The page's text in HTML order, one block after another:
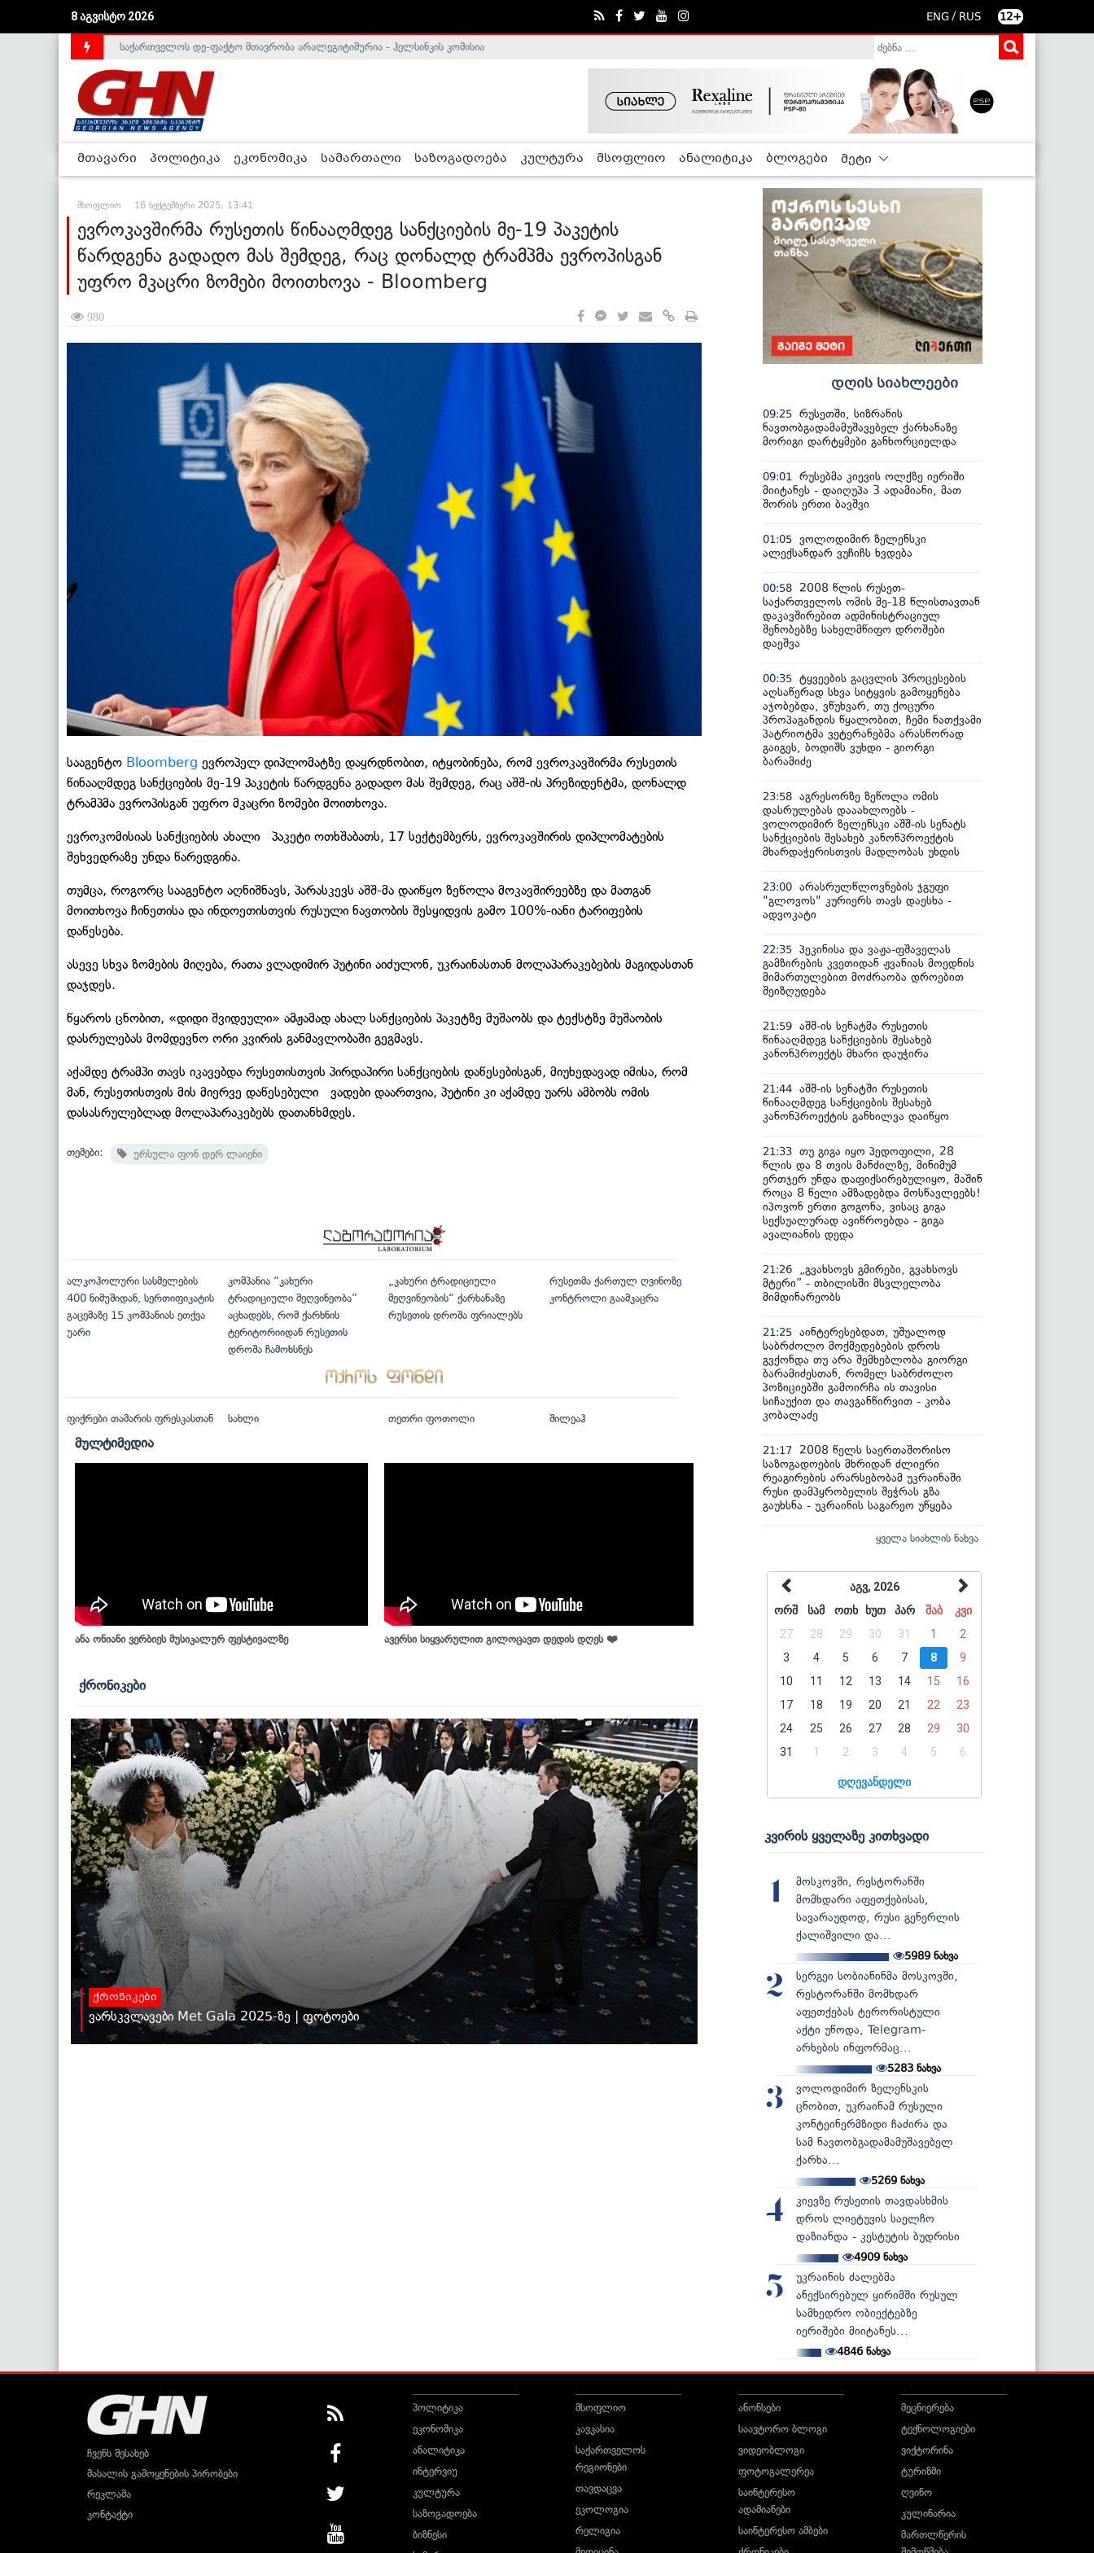
8 აგვისტო 2026 ENG / RUS 12+
ლიეტუვაში საქართველოს ელჩი, სალომე შაფაქიძე გადადგა
საქართველოს დე-ფაქტო მთავრობა არალეგიტიმურია - ჰელსინკის კომისია
მთავარი პოლიტიკა ეკონომიკა სამართალი საზოგადოება კულტურა მსოფლიო ანალიტიკა ბლოგები მეტი
მსოფლიო 16 სექტემბერი 2025, 13:41
ევროკავშირმა რუსეთის წინააღმდეგ სანქციების მე-19 პაკეტის
წარდგენა გადადო მას შემდეგ, რაც დონალდ ტრამპმა ევროპისგან
უფრო მკაცრი ზომები მოითხოვა - Bloomberg
980
სააგენტო Bloomberg ევროპელ დიპლომატზე დაყრდნობით, იტყობინება, რომ ევროკავშირმა რუსეთის
წინააღმდეგ სანქციების მე-19 პაკეტის წარდგენა გადადო მას შემდეგ, რაც აშშ-ის პრეზიდენტმა, დონალდ
ტრამპმა ევროპისგან უფრო მკაცრი ზომები მოითხოვა.
ევროკომისიას სანქციების ახალი პაკეტი ოთხშაბათს, 17 სექტემბერს, ევროკავშირის დიპლომატების
შეხვედრაზე უნდა წარედგინა.
თუმცა, როგორც სააგენტო აღნიშნავს, პარასკევს აშშ-მა დაიწყო ზეწოლა მოკავშირეებზე და მათგან
მოითხოვა ჩინეთისა და ინდოეთისთვის რუსული ნავთობის შესყიდვის გამო 100%-იანი ტარიფების
დაწესება.
ასევე სხვა ზომების მიღება, რათა ვლადიმირ პუტინი აიძულონ, უკრაინასთან მოლაპარაკებების მაგიდასთან
დაჯდეს.
წყაროს ცნობით, «დიდი შვიდეული» ამჟამად ახალ სანქციების პაკეტზე მუშაობს და ტექსტზე მუშაობის
დასრულებას მომდევნო ორი კვირის განმავლობაში გეგმავს.
აქამდე ტრამპი თავს იკავებდა რუსეთისთვის პირდაპირი სანქციების დაწესებისგან, მიუხედავად იმისა, რომ
მან, რუსეთისთვის მის მიერვე დაწესებული ვადები დაართვია, პუტინი კი აქამდე უარს ამბობს ომის
დასასრულებლად მოლაპარაკებებს დათანხმდეს.
თემები: ურსულა ფონ დერ ლაიენი
ალკოჰოლური სასმელების
400 ნიმუშიდან, სერთიფიკატის
გაცემაზე 15 კომპანიას ეთქვა
უარი
კომპანია “კახური
ტრადიციული მეღვინეობა”
აცხადებს, რომ ქარხნის
ტერიტორიიდან რუსეთის
დროშა ჩამოხსნეს
„კახური ტრადიციული
მეღვინეობის“ ქარხანაზე
რუსეთის დროშა ფრიალებს
რუსეთმა ქართულ ღვინოზე
კონტროლი გაამკაცრა
ფიქრები თამარის ფრესკასთან სახლი თეთრი ფოთოლი შილეაჰ
მულტიმედია
ანა ონიანი ვერბიეს მუსიკალურ ფესტივალზე ავერსი სიყვარულით გილოცავთ დედის დღეს ❤️
ქრონიკები
ქრონიკები
ვარსკვლავები Met Gala 2025-ზე | ფოტოები
დღის სიახლეები
09:25 რუსეთში, სიზრანის
ნავთობგადამამუშავებელ ქარხანაზე
მორიგი დარტყმები განხორციელდა
09:01
რუსებმა კიევის ოლქზე იერიში
მიიტანეს - დაიღუპა 3 ადამიანი, მათ
შორის ერთი ბავშვი
01:05 ვოლოდიმირ ზელენსკი
ალექსანდარ ვუჩიჩს ხვდება
00:58
2008 წლის რუსეთ-
საქართველოს ომის მე-18 წლისთავთან
დაკავშირებით ადმინისტრაციულ
შენობებზე სახელმწიფო დროშები
დაეშვა
00:35 ტყვეების გაცვლის პროცესების
აღსაწერად სხვა სიტყვის გამოყენება
აჯობებდა, ვწუხვარ, თუ ქოცური
პროპაგანდის წყალობით, ჩემი ნათქვამი
პატრიოტმა ვეტერანებმა არასწორად
გაიგეს, ბოდიშს ვუხდი - გიორგი
ბარამიძე
23:58 აგრესორზე ზეწოლა ომის
დასრულებას დააახლოებს -
ვოლოდიმირ ზელენსკი აშშ-ის სენატს
სანქციების შესახებ კანონპროექტის
მხარდაჭერისთვის მადლობას უხდის
23:00 არასრულწლოვნების ჯგუფი
"გლოვოს" კურიერს თავს დაესხა -
ადვოკატი
22:35 პეკინისა და ვაჟა-ფშაველას
გამზირების კვეთიდან ჟვანიას მოედნის
მიმართულებით მოძრაობა დროებით
შეიზღუდება
21:59 აშშ-ის სენატმა რუსეთის
წინააღმდეგ სანქციების შესახებ
კანონპროექტს მხარი დაუჭირა
21:44 აშშ-ის სენატში რუსეთის
წინააღმდეგ სანქციების შესახებ
კანონპროექტის განხილვა დაიწყო
21:33 თუ გიგა იყო პედოფილი, 28
წლის და 8 თვის მანძილზე, მინიმუმ
ერთჯერ უნდა დაფიქსირებულიყო, მაშინ
როცა 8 წელი ამზადებდა მოსწავლეებს!
იპოვონ ერთი გოგონა, ვისაც გიგა
სექსუალურად ავიწროებდა - გიგა
ავალიანის დედა
21:26
„გვახსოვს გმირები, გვახსოვს
მტერი” - თბილისში მსვლელობა
მიმდინარეობს
21:25 აინტერესებდათ, უშუალოდ
საბრძოლო მოქმედებების დროს
გვქონდა თუ არა შემხებლობა გიორგი
ბარამიძესთან, რომელ საბრძოლო
პოზიციებში გამოირჩა ის თავისი
სიჩაუქით და თავგანწირვით - კობა
კობალაძე
21:17
2008 წელს საერთაშორისო
საზოგადოების მხრიდან ძლიერი
რეაგირების არარსებობამ უკრაინაში
რუსი დამპყრობელის შეჭრას გზა
გაუხსნა - უკრაინის საგარეო უწყება
ყველა სიახლის ნახვა
აგვ, 2026
ორშ
სამ ოთხ ხუთ პარ შაბ
კვი
27
28 29 30 31 1
2
3
4 5 6 7 8
9
10
11 12 13 14 15
16
17
18 19 20 21 22
23
24
25 26 27 28 29
30
31
1 2 3 4 5 6
დღევანდელი
კვირის ყველაზე კითხვადი
1
მოსკოვში, რესტორანში
მომხდარი აფეთქებისას,
სავარაუდოდ, რუსი გენერლის
ქალიშვილი და...
5989 ნახვა
2
სერგეი სობიანინმა მოსკოვში,
რესტორანში მომხდარ
აფეთქებას ტერორისტული
აქტი უწოდა, Telegram-
არხების ინფორმაც...
5283 ნახვა
3
ვოლოდიმირ ზელენსკის
ცნობით, უკრაინამ რუსული
კონტეინერმზიდი ჩაძირა და
სამ ნავთობგადამამუშავებელ
ქარხა...
5269ნახვა
4
კიევზე რუსეთის თავდასხმის
დროს ლიეტუვის საელჩო
დაზიანდა - კესტუტის ბუდრისი
4909ნახვა
5
უკრაინის ძალებმა
ანექსირებულ ყირიმში რუსულ
სამხედრო ობიექტებზე
იერიშები მიიტანეს...
4846ნახვა
ჩვენს შესახებ
მასალის გამოყენების პირობები
რეკლამა
კონტაქტი
პოლიტიკა
ეკონომიკა
ანალიტიკა
ინტერვიუ
კულტურა
საზოგადოება
ბიზნესი
მსოფლიო
კავკასია
საქართველოს
რეგიონები
თავდაცვა
ეკოლოგია
რელიგია
ანონსები
საავტორო ბლოგი
ვიდეობლოგი
ფოტოგალერეა
საინტერესო
ადამიანები
საინტერესო ამბები
მეცნიერება
ტექნოლოგიები
ვიქტორინა
ტურიზმი
ღვინო
კულინარია
მართლწერის